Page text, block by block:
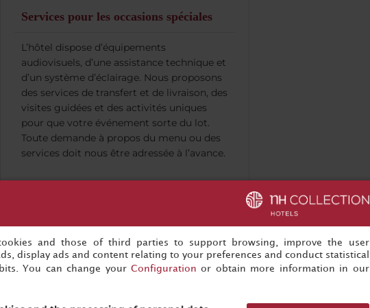
Services pour les occasions spéciales
L’hôtel dispose d’équipements
audiovisuels, d’une assistance technique et
d’un système d’éclairage. Nous proposons
des services de transfert et de livraison, des
visites guidées et des activités uniques
pour que votre événement sorte du lot.
Toute demande à propos du menu ou des
services doit nous être adressée à l’avance.
and those of third parties to support browsing, improve the user
display ads and content relating to your preferences and conduct statistical
You can change your Configuration or obtain more information in our